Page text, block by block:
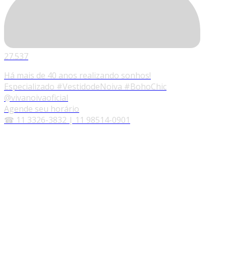
27.537
Há mais de 40 anos realizando sonhos!
Especializado #VestidodeNoiva #BohoChic
@vivanoivaoficial
Agende seu horário
☎ 11 3326-3832 | 11 98514-0901